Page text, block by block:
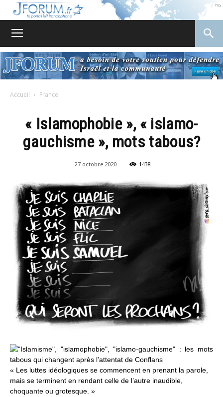
Accueil France
« Islamophobie », « islamo-
gauchisme », mots tabous?
27 octobre 2020 1438
« Les luttes idéologiques se commencent en prenant la parole,
mais se terminent en rendant celle de l’autre inaudible,
choquante ou grotesque. »